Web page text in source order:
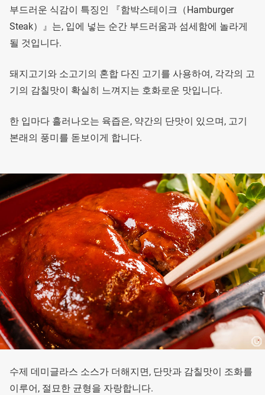
부드러운 식감이 특징인 『함박스테이크（Hamburger
Steak）』는, 입에 넣는 순간 부드러움과 섬세함에 놀라게
될 것입니다.
돼지고기와 소고기의 혼합 다진 고기를 사용하여, 각각의 고
기의 감칠맛이 확실히 느껴지는 호화로운 맛입니다.
한 입마다 흘러나오는 육즙은, 약간의 단맛이 있으며, 고기
본래의 풍미를 돋보이게 합니다.
수제 데미글라스 소스가 더해지면, 단맛과 감칠맛이 조화를
이루어, 절묘한 균형을 자랑합니다.